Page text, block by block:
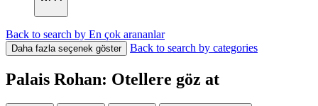
Back to search by En çok arananlar
Daha fazla seçenek göster Back to search by categories
Palais Rohan: Otellere göz at